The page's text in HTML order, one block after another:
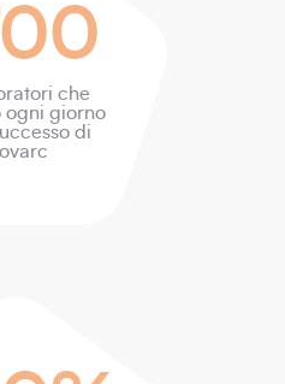
che
ogni giorno
di